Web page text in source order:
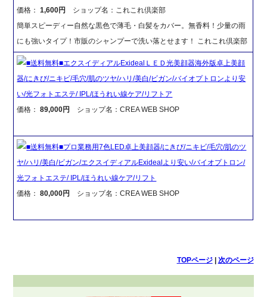
価格：1,600円
ショップ名：これこれ倶楽部
簡単スピーディー自然な黒色で薄毛・白髪をカバー。無香料！少量の雨
にも強いタイプ！市販のシャンプーで洗い落とせます！ これこれ倶楽部
■送料無料■エクスイディアルExidealＬＥＤ光美顔器海外版卓上美顔
器/にきび/ニキビ/毛穴/肌のツヤ/ハリ/美白/ビガン/バイオプトロンより安
い/光フォトエステ/ IPL/ほうれい線ケア/リフトア
価格：89,000円 ショップ名：CREA WEB SHOP
■送料無料■プロ業務用7色LED卓上美顔器/にきび/ニキビ/毛穴/肌のツ
ヤ/ハリ/美白/ビガン/エクスイディアルExidealより安い/バイオプトロン/
光フォトエステ/ IPL/ほうれい線ケア/リフト
価格：80,000円 ショップ名：CREA WEB SHOP
TOPページ| 次のページ